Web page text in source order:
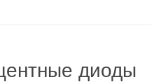
диоды